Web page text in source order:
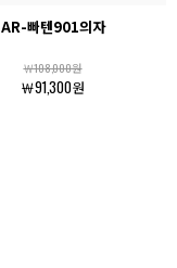
AR-빠텐901의자
￦108,000원
￦91,300원